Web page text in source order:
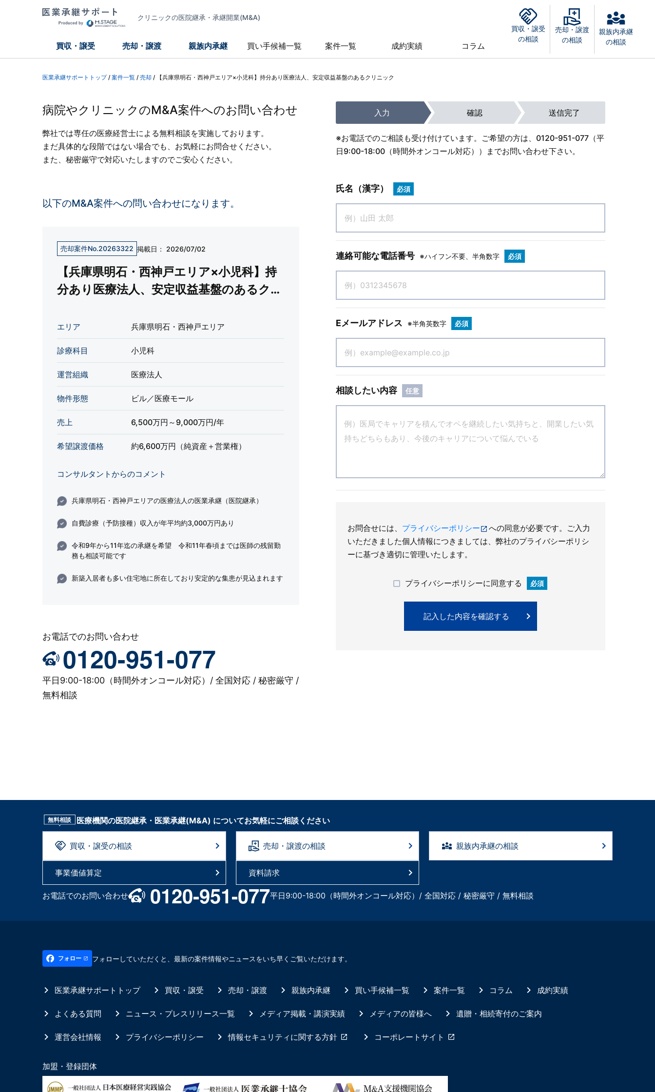
クリニックの医院継承・承継開業(M&A)
買収・譲受 売却・譲渡 親族内承継 買い手候補一覧 案件一覧 成約実績 コラム
買収・譲受
の相談
売却・譲渡
の相談
親族内承継
の相談
医業承継サポートトップ/ 案件一覧 / 売却 / 【兵庫県明石・西神戸エリア×小児科】持分あり医療法人、安定収益基盤のあるクリニック
病院やクリニックのM&A案件へのお問い合わせ
弊社では専任の医療経営士による無料相談を実施しております。
まだ具体的な段階ではない場合でも、お気軽にお問合せください。
また、秘密厳守で対応いたしますのでご安心ください。
以下のM&A案件への問い合わせになります。
売却案件No.20263322 掲載日： 2026/07/02
【兵庫県明石・西神戸エリア×小児科】持
分あり医療法人、安定収益基盤のあるクリ
エリア 兵庫県明石・西神戸エリア
診療科目 小児科
運営組織 医療法人
物件形態 ビル／医療モール
売上 6,500万円～9,000万円/年
希望譲渡価格 約6,600万円（純資産＋営業権）
コンサルタントからのコメント
兵庫県明石・西神戸エリアの医療法人の医業承継（医院継承）
自費診療（予防接種）収入が年平均約3,000万円あり
令和9年から11年迄の承継を希望 令和11年春頃までは医師の残留勤
務も相談可能です
新築入居者も多い住宅地に所在しており安定的な集患が見込まれます
お電話でのお問い合わせ
0120-951-077
平日9:00-18:00（時間外オンコール対応）/ 全国対応 / 秘密厳守 /
無料相談
入力 確認 送信完了
※お電話でのご相談も受け付けています。ご希望の方は、 0120-951-077（平
日9:00-18:00（時間外オンコール対応））までお問い合わせ下さい。
氏名（漢字） 必須
連絡可能な電話番号 ※ハイフン不要、半角数字 必須
Eメールアドレス ※半角英数字 必須
相談したい内容 任意
お問合せには、 プライバシーポリシー
への同意が必要です。ご入力
いただきました個人情報につきましては、弊社のプライバシーポリシ
ーに基づき適切に管理いたします。
プライバシーポリシーに同意する 必須
無料相談 医療機関の医院継承・医業承継(M&A) についてお気軽にご相談ください
買収・譲受の相談 売却・譲渡の相談 親族内承継の相談
事業価値算定 資料請求
お電話でのお問い合わせ 0120-951-077平日9:00-18:00（時間外オンコール対応）/ 全国対応 / 秘密厳守 / 無料相談
フォロー フォローしていただくと、最新の案件情報やニュースをいち早くご覧いただけます。
医業承継サポートトップ 買収・譲受 売却・譲渡 親族内承継 買い手候補一覧 案件一覧 コラム 成約実績
よくある質問 ニュース・プレスリリース一覧 メディア掲載・講演実績 メディアの皆様へ 遺贈・相続寄付のご案内
運営会社情報 プライバシーポリシー 情報セキュリティに関する方針 コーポレートサイト
加盟・登録団体